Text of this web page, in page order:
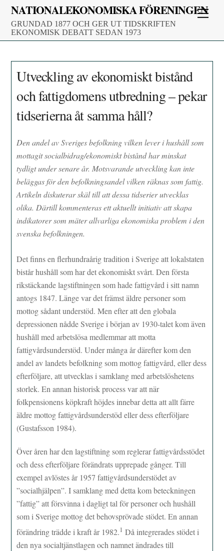
Skip
content
NATIONALEKONOMISKA FÖRENINGEN
GRUNDAD 1877 OCH GER UT TIDSKRIFTEN
EKONOMISK DEBATT SEDAN 1973
Utveckling av ekonomiskt bistånd
och fattigdomens utbredning – pekar
tidserierna åt samma håll?
Den andel av Sveriges befolkning vilken lever i hushåll som
mottagit socialbidrag/ekonomiskt bistånd har minskat
tydligt under senare år. Motsvarande utveckling kan inte
beläggas för den befolkningsandel vilken räknas som fattig.
Artikeln diskuterar skäl till att dessa tidserier utvecklas
olika. Därtill kommenteras ett aktuellt initiativ att skapa
indikatorer som mäter allvarliga ekonomiska problem i den
svenska befolkningen.
Det finns en flerhundraårig tradition i Sverige att lokalstaten
bistår hushåll som har det ekonomiskt svårt. Den första
rikstäckande lagstiftningen som hade fattigvård i sitt namn
antogs 1847. Länge var det främst äldre personer som
mottog sådant understöd. Men efter att den globala
depressionen nådde Sverige i början av 1930-talet kom även
hushåll med arbetslösa medlemmar att motta
fattigvårdsunderstöd. Under många år därefter kom den
andel av landets befolkning som mottog fattigvård, eller dess
efterföljare, att utvecklas i samklang med arbetslöshetens
storlek. En annan historisk process var att när
folkpensionens köpkraft höjdes innebar detta att allt färre
äldre mottog fattigvårdsunderstöd eller dess efterföljare
(Gustafsson 1984).
Över åren har den lagstiftning som reglerar fattigvårdsstödet
och dess efterföljare förändrats upprepade gånger. Till
exempel avlöstes år 1957 fattigvårdsunderstödet av
”socialhjälpen”. I samklang med detta kom beteckningen
”fattig” att försvinna i dagligt tal för personer och hushåll
som i Sverige mottog det behovsprövade stödet. En annan
förändring trädde i kraft år 1982.1 Då integrerades stödet i
den nya socialtjänstlagen och namnet ändrades till